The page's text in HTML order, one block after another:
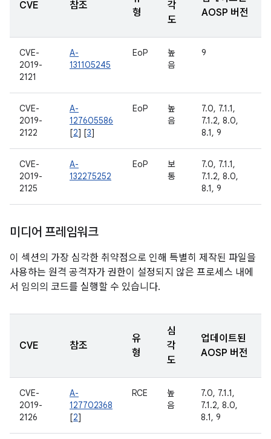
CVE 참조
형
각
도
AOSP 버전
CVE-
2019-
2121
A-
131105245
EoP
높
음
9
CVE-
2019-
2122
A-
127605586
[2] [3]
EoP
높
음
7.0, 7.1.1,
7.1.2, 8.0,
8.1, 9
CVE-
2019-
2125
A-
132275252
EoP
보
통
7.0, 7.1.1,
7.1.2, 8.0,
8.1, 9
미디어 프레임워크
이 섹션의 가장 심각한 취약점으로 인해 특별히 제작된 파일을
사용하는 원격 공격자가 권한이 설정되지 않은 프로세스 내에
서 임의의 코드를 실행할 수 있습니다.
CVE 참조
유
형
심
각
도
업데이트된
AOSP 버전
CVE-
2019-
2126
A-
127702368
[2]
RCE
높
음
7.0, 7.1.1,
7.1.2, 8.0,
8.1, 9